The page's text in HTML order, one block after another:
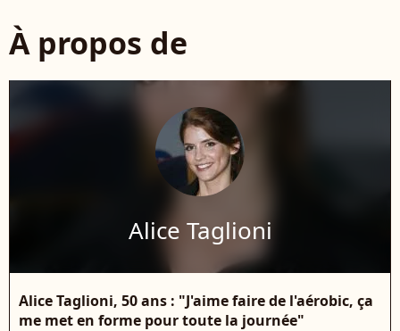
À propos de
Alice Taglioni
Alice Taglioni, 50 ans : "J'aime faire de l'aérobic, ça
me met en forme pour toute la journée"